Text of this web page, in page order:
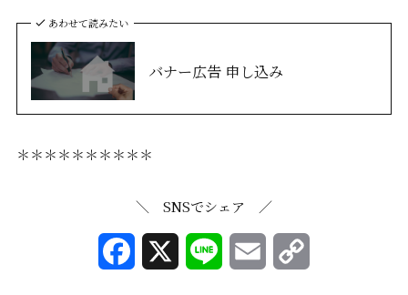
あわせて読みたい
バナー広告 申し込み
＊＊＊＊＊＊＊＊＊＊
＼ SNSでシェア ／